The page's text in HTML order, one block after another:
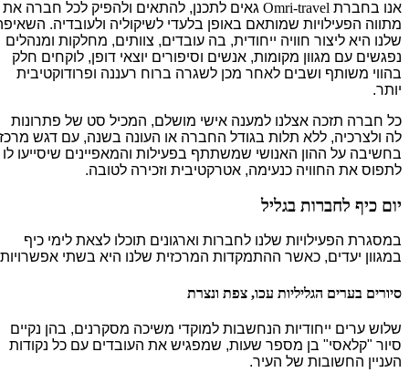
אנו בחברתOmri-travel גאים לתכנן, להתאים ולהפיק לכל חברה את
מתווה הפעילויות שמותאם באופן בלעדי לשיקוליה ולעובדיה. השאיפה
שלנו היא ליצור חוויה ייחודית, בה עובדים, צוותים, מחלקות ומנהלים
נפגשים עם מגוון מקומות, אנשים וסיפורים יוצאי דופן, לוקחים חלק
בהווי משותף ושבים לאחר מכן לשגרה ברוח רעננה ופרודוקטיבית
יותר.
כל חברה תזכה אצלנו למענה אישי מושלם, המכיל סט של פתרונות
לה ולצרכיה, ללא תלות בגודל החברה או העונה בשנה, עם דגש מרכזי
בחשיבה על ההון האנושי שמשתתף בפעילות והמאפיינים שיסייעו לו
לתפוס את החוויה כנעימה, אטרקטיבית וזכירה לטובה.
יום כיף לחברות בגליל
במסגרת הפעילויות שלנו לחברות וארגונים תוכלו לצאת לימי כיף
במגוון יעדים, כאשר ההתמקדות המרכזית שלנו היא בשתי אפשרויות:
סיורים בערים הגליליות עכו, צפת ונצרת
שלוש ערים ייחודיות הנחשבות למוקדי משיכה מסקרנים, בהן נקיים
סיור "קלאסי" בן מספר שעות, שמפגיש את העובדים עם כל נקודות
העניין החשובות של העיר.